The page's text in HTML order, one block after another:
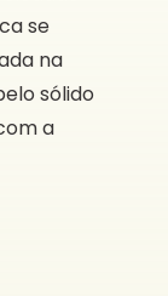
se
na
sólido
a